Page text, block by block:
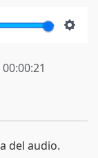
00:00:21